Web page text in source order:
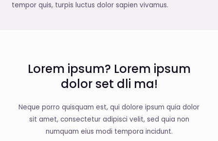
tempor quis, turpis luctus dolor sapien vivamus.
Lorem ipsum? Lorem ipsum
dolor set dli ma!
Neque porro quisquam est, qui dolore ipsum quia dolor
sit amet, consectetur adipisci velit, sed quia non
numquam eius modi tempora incidunt.